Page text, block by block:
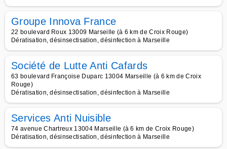
Groupe Innova France
22 boulevard Roux 13009 Marseille (à 6 km de Croix Rouge)
Dératisation, désinsectisation, désinfection à Marseille
Société de Lutte Anti Cafards
63 boulevard Françoise Duparc 13004 Marseille (à 6 km de Croix
Rouge)
Dératisation, désinsectisation, désinfection à Marseille
Services Anti Nuisible
74 avenue Chartreux 13004 Marseille (à 6 km de Croix Rouge)
Dératisation, désinsectisation, désinfection à Marseille